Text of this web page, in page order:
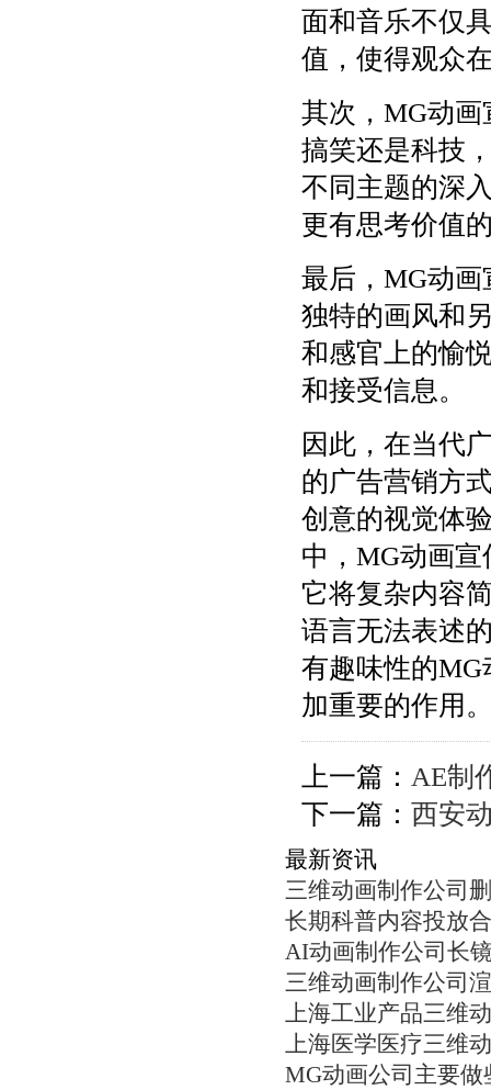
面和音乐不仅
值，使得观众
其次，MG动
搞笑还是科技
不同主题的深
更有思考价值
最后，MG动
独特的画风和
和感官上的愉
和接受信息。
因此，在当代
的广告营销方
创意的视觉体
中，MG动画
它将复杂内容
语言无法表述
有趣味性的
加重要的作用
上一篇： AE制
下一篇： 西安
最新资讯
三维动画制作公司
长期科普内容投放
AI动画制作公司长
三维动画制作公司
上海工业产品三维
上海医学医疗三维
MG动画公司主要做